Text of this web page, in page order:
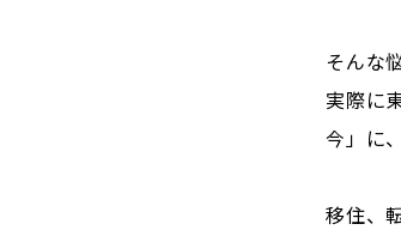
そんな
実際に
今」に
移住、